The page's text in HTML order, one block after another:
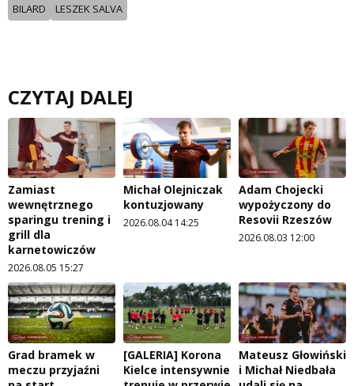
BILARD LESZEK SALVA
CZYTAJ DALEJ
Zamiast
wewnętrznego
sparingu trening i
grill dla
karnetowiczów
2026.08.05 15:27
Michał Olejniczak
kontuzjowany
2026.08.04 14:25
Adam Chojecki
wypożyczony do
Resovii Rzeszów
2026.08.03 12:00
Grad bramek w
meczu przyjaźni
[GALERIA] Korona
Kielce intensywnie
Mateusz Głowiński
i Michał Niedbała